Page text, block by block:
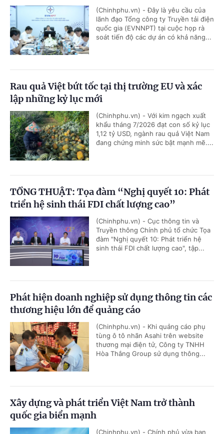
(Chinhphu.vn) - Đây là yêu cầu của
lãnh đạo Tổng công ty Truyền tải điện
quốc gia (EVNNPT) tại cuộc họp rà
soát tiến độ các dự án có khả năng...
Rau quả Việt bứt tốc tại thị trường EU và xác
lập những kỷ lục mới
(Chinhphu.vn) - Với kim ngạch xuất
khẩu tháng 7/2026 đạt con số kỷ lục
1,12 tỷ USD, ngành rau quả Việt Nam
đang chứng minh sức bật mạnh mẽ....
TỔNG THUẬT: Tọa đàm “Nghị quyết 10: Phát
triển hệ sinh thái FDI chất lượng cao”
(Chinhphu.vn) - Cục thông tin và
Truyền thông Chính phủ tổ chức Tọa
đàm "Nghị quyết 10: Phát triển hệ
sinh thái FDI chất lượng cao", tập...
Phát hiện doanh nghiệp sử dụng thông tin các
thương hiệu lớn để quảng cáo
(Chinhphu.vn) - Khi quảng cáo phụ
tùng ô tô nhãn Asahi trên website
thương mại điện tử, Công ty TNHH
Hòa Thắng Group sử dụng thông...
Xây dựng và phát triển Việt Nam trở thành
quốc gia biển mạnh
(Chinhphu.vn) - Chính phủ vừa ban